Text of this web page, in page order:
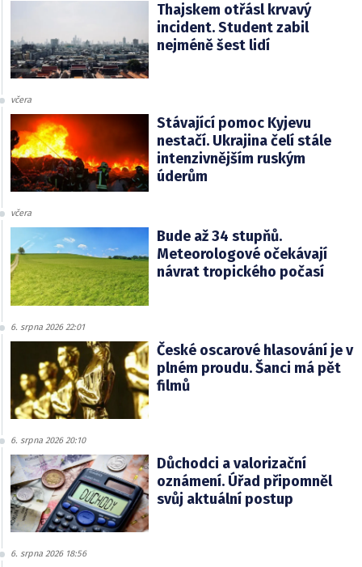
Thajskem otřásl krvavý
incident. Student zabil
nejméně šest lidí
včera
Stávající pomoc Kyjevu
nestačí. Ukrajina čelí stále
intenzivnějším ruským
úderům
včera
Bude až 34 stupňů.
Meteorologové očekávají
návrat tropického počasí
6. srpna 2026 22:01
České oscarové hlasování je v
plném proudu. Šanci má pět
filmů
6. srpna 2026 20:10
Důchodci a valorizační
oznámení. Úřad připomněl
svůj aktuální postup
6. srpna 2026 18:56